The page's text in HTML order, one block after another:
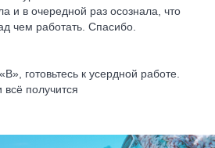
и в очередной раз осознала, что
чем работать. Спасибо.
готовьтесь к усердной работе.
получится